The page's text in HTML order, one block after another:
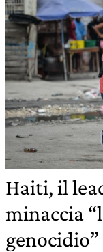
Haiti, il
minaccia
genocidio”